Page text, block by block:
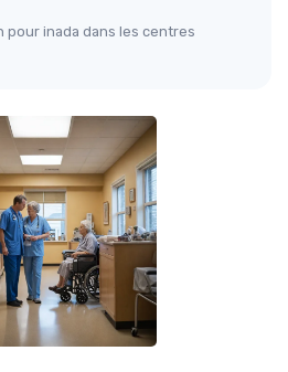
pour inada dans les centres